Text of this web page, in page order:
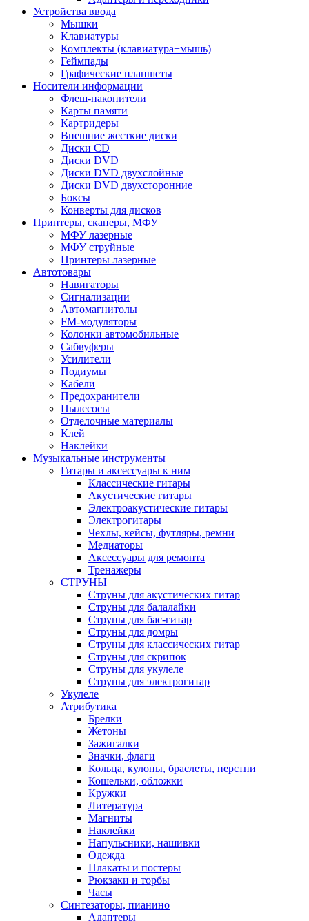
Устройства ввода
Мышки
Клавиатуры
Комплекты (клавиатура+мышь)
Геймпады
Графические планшеты
Носители информации
Флеш-накопители
Карты памяти
Картридеры
Внешние жесткие диски
Диски CD
Диски DVD
Диски DVD двухслойные
Диски DVD двухсторонние
Боксы
Конверты для дисков
Принтеры, сканеры, МФУ
МФУ лазерные
МФУ струйные
Принтеры лазерные
Автотовары
Навигаторы
Сигнализации
Автомагнитолы
FM-модуляторы
Колонки автомобильные
Сабвуферы
Усилители
Подиумы
Кабели
Предохранители
Пылесосы
Отделочные материалы
Клей
Наклейки
Музыкальные инструменты
Гитары и аксессуары к ним
Классические гитары
Акустические гитары
Электроакустические гитары
Электрогитары
Чехлы, кейсы, футляры, ремни
Медиаторы
Аксессуары для ремонта
Тренажеры
СТРУНЫ
Струны для акустических гитар
Струны для балалайки
Струны для бас-гитар
Струны для домры
Струны для классических гитар
Струны для скрипок
Струны для укулеле
Струны для электрогитар
Укулеле
Атрибутика
Брелки
Жетоны
Зажигалки
Значки, флаги
Кольца, кулоны, браслеты, перстни
Кошельки, обложки
Кружки
Литература
Магниты
Наклейки
Напульсники, нашивки
Одежда
Плакаты и постеры
Рюкзаки и торбы
Часы
Синтезаторы, пианино
Адаптеры